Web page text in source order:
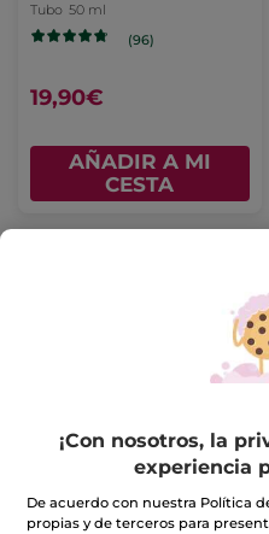
Tubo 50 ml
(96)
19,90€
AÑADIR A MI
CESTA
Sauge
(199)
¡Con nosotros, la
experiencia
De acuerdo con nuestra Política
propias y de terceros para